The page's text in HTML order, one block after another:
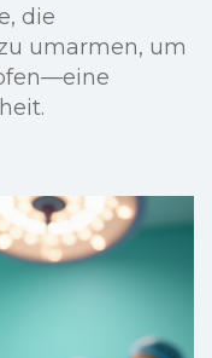
die
umarmen, um